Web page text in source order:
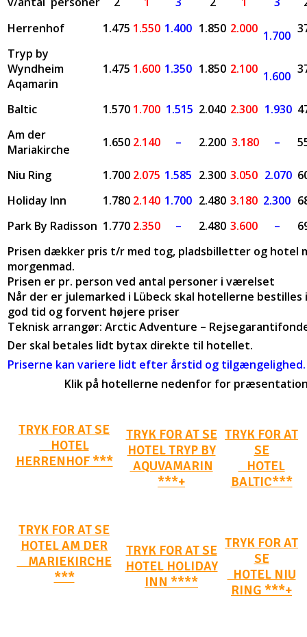
Herrenhof
1.475 1.550 1.400 1.850 2.000 1.700
Tryp by
Wyndheim
Aqamarin
1.475 1.600 1.350 1.850 2.100 1.600
Baltic 1.570 1.700 1.515 2.040 2.300 1.930
Am der
Mariakirche
1.650 2.140 – 2.200 3.180 –
Niu Ring 1.700 2.075 1.585 2.300 3.050 2.070
Holiday Inn
1.780 2.140 1.700 2.480 3.180 2.300
Park By Radisson 1.770 2.350 – 2.480 3.600 –
Prisen dækker pris t/r med tog, pladsbilletter og hotel
morgenmad.
Prisen er pr. person ved antal personer i værelset
Når der er julemarked i Lübeck skal hotellerne
god tid og forvent højere priser
Teknisk arrangør: Arctic Adventure –
Der skal betales lidt bytax direkte til hotellet.
Priserne kan variere lidt efter årstid og tilgængelighed.
Klik på hotellerne nedenfor for
TRYK FOR AT SE
HOTEL
HERRENHOF ***
TRYK FOR AT SE
HOTEL TRYP BY
AQUVAMARIN
***+
TRYK FOR AT
SE
HOTEL
BALTIC***
TRYK FOR AT SE
HOTEL AM DER
MARIEKIRCHE
***
TRYK FOR AT SE
HOTEL HOLIDAY
INN ****
TRYK FOR AT
SE
HOTEL NIU
RING ***+